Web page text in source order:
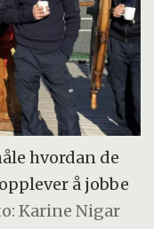
hvordan de
å jobbe
Karine Nigar